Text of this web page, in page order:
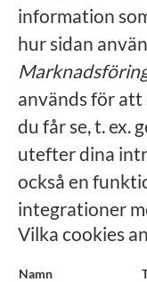
information
hur sidan
används för att
du får se, t. ex.
utefter dina
också en
integrationer
Vilka cookies
Namn